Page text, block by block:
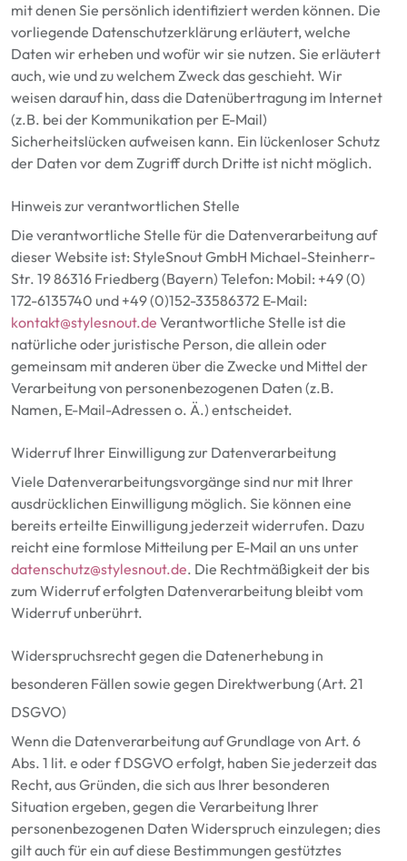
mit denen Sie persönlich identifiziert werden können. Die
vorliegende Datenschutzerklärung erläutert, welche
Daten wir erheben und wofür wir sie nutzen. Sie erläutert
auch, wie und zu welchem Zweck das geschieht. Wir
weisen darauf hin, dass die Datenübertragung im Internet
(z.B. bei der Kommunikation per E-Mail)
Sicherheitslücken aufweisen kann. Ein lückenloser Schutz
der Daten vor dem Zugriff durch Dritte ist nicht möglich.
Hinweis zur verantwortlichen Stelle
Die verantwortliche Stelle für die Datenverarbeitung auf
dieser Website ist: StyleSnout GmbH Michael-Steinherr-
Str. 19 86316 Friedberg (Bayern) Telefon: Mobil: +49 (0)
172-6135740 und +49 (0)152-33586372 E-Mail:
kontakt@stylesnout.de Verantwortliche Stelle ist die
natürliche oder juristische Person, die allein oder
gemeinsam mit anderen über die Zwecke und Mittel der
Verarbeitung von personenbezogenen Daten (z.B.
Namen, E-Mail-Adressen o. Ä.) entscheidet.
Widerruf Ihrer Einwilligung zur Datenverarbeitung
Viele Datenverarbeitungsvorgänge sind nur mit Ihrer
ausdrücklichen Einwilligung möglich. Sie können eine
bereits erteilte Einwilligung jederzeit widerrufen. Dazu
reicht eine formlose Mitteilung per E-Mail an uns unter
datenschutz@stylesnout.de. Die Rechtmäßigkeit der bis
zum Widerruf erfolgten Datenverarbeitung bleibt vom
Widerruf unberührt.
Widerspruchsrecht gegen die Datenerhebung in
besonderen Fällen sowie gegen Direktwerbung (Art. 21
DSGVO)
Wenn die Datenverarbeitung auf Grundlage von Art. 6
Abs. 1 lit. e oder f DSGVO erfolgt, haben Sie jederzeit das
Recht, aus Gründen, die sich aus Ihrer besonderen
Situation ergeben, gegen die Verarbeitung Ihrer
personenbezogenen Daten Widerspruch einzulegen; dies
gilt auch für ein auf diese Bestimmungen gestütztes